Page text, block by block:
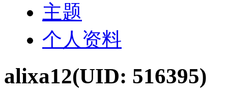
主题
个人资料
alixa12(UID: 516395)